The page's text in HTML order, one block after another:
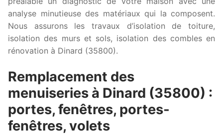
analyse minutieuse des matériaux qui la composent.
Nous assurons les travaux d’isolation de toiture,
isolation des murs et sols, isolation des combles en
rénovation à Dinard (35800).
Remplacement des
menuiseries à Dinard (35800) :
portes, fenêtres, portes-
fenêtres, volets